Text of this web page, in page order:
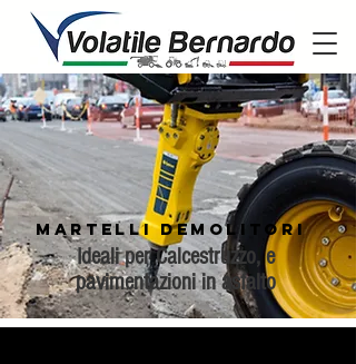
Ideali per Calcestruzzo, e
pavimentazioni in asfalto
Martelli Demolitori